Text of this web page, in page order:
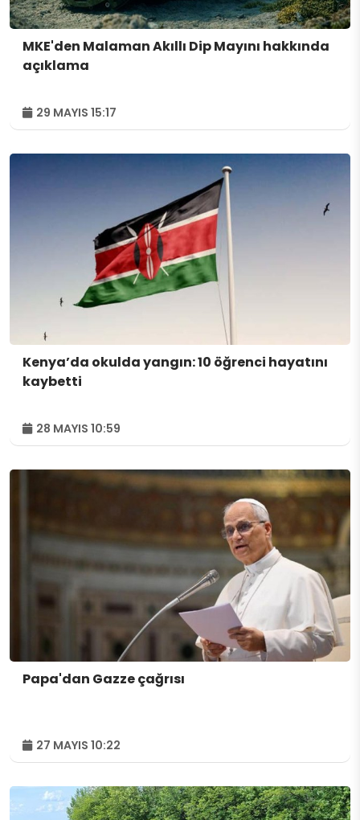
MKE'den Malaman Akıllı Dip Mayını hakkında
açıklama
29 MAYIS 15:17
Kenya’da okulda yangın: 10 öğrenci hayatını
kaybetti
28 MAYIS 10:59
Papa'dan Gazze çağrısı
27 MAYIS 10:22